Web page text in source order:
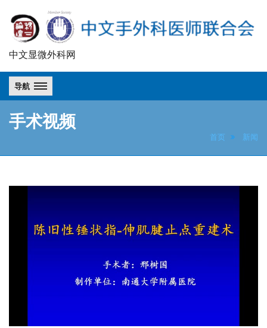
Association
of
Chinese-
speaking
Hand
Surgeons
中文显微外科网
导航
手术视频
首页 新闻